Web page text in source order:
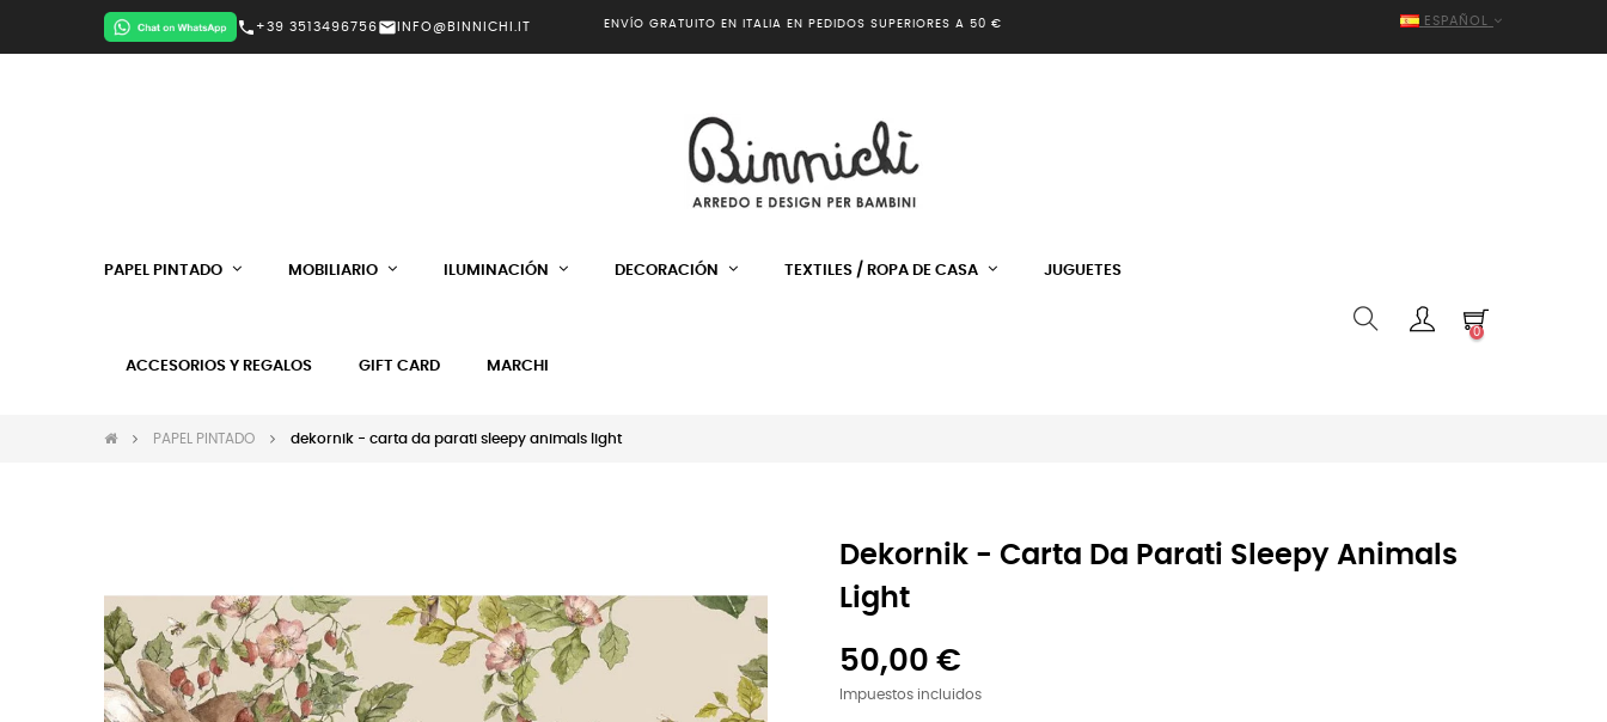
call +39 3513496756mail INFO@BINNICHI.IT ENVÍO GRATUITO EN ITALIA EN PEDIDOS SUPERIORES A 50 € ESPAÑOL
PAPEL PINTADO MOBILIARIO ILUMINACIÓN DECORACIÓN TEXTILES / ROPA DE CASA JUGUETES
ACCESORIOS Y REGALOS GIFT CARD MARCHI
0
PAPEL PINTADO dekornik - carta da parati sleepy animals light
Dekornik - Carta Da Parati Sleepy Animals
Light
50,00 €
Impuestos incluidos